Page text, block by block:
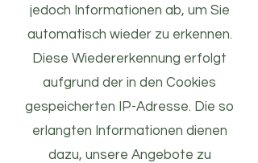
jedoch Informationen ab, um Sie
automatisch wieder zu erkennen.
Diese Wiedererkennung erfolgt
aufgrund der in den Cookies
gespeicherten IP-Adresse. Die so
erlangten Informationen dienen
dazu, unsere Angebote zu